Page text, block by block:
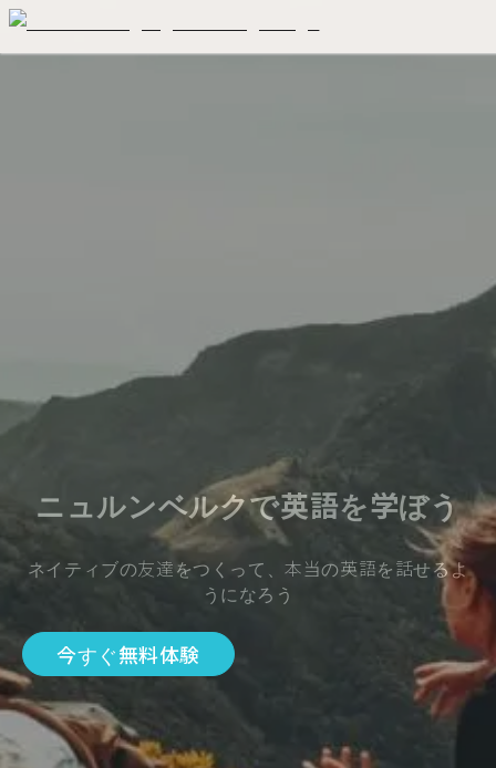
ニュルンベルクで英語を学ぼう
ネイティブの友達をつくって、本当の英語を話せるよ
うになろう
今すぐ無料体験